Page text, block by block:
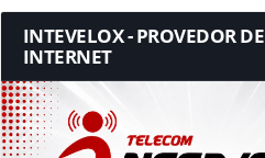
INTEVELOX - PROVEDOR DE
INTERNET